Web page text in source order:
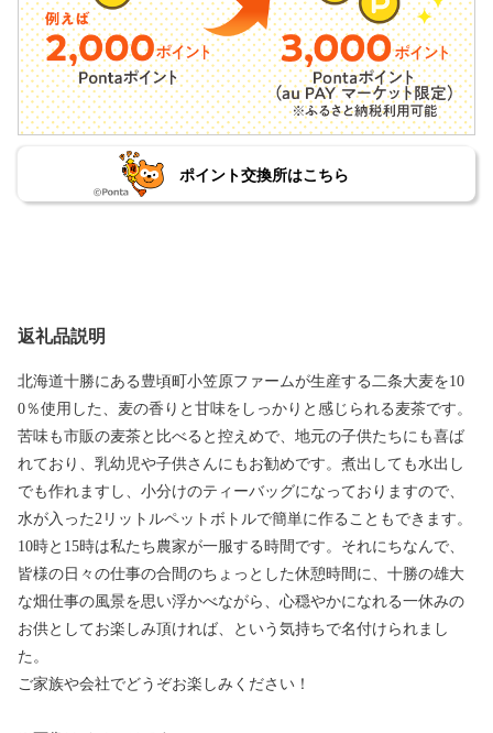
ポイント交換所はこちら
返礼品説明
北海道十勝にある豊頃町小笠原ファームが生産する二条大麦を10
0％使用した、麦の香りと甘味をしっかりと感じられる麦茶です。
苦味も市販の麦茶と比べると控えめで、地元の子供たちにも喜ば
れており、乳幼児や子供さんにもお勧めです。煮出しても水出し
でも作れますし、小分けのティーバッグになっておりますので、
水が入った2リットルペットボトルで簡単に作ることもできます。
10時と15時は私たち農家が一服する時間です。それにちなんで、
皆様の日々の仕事の合間のちょっとした休憩時間に、十勝の雄大
な畑仕事の風景を思い浮かべながら、心穏やかになれる一休みの
お供としてお楽しみ頂ければ、という気持ちで名付けられまし
た。
ご家族や会社でどうぞお楽しみください！